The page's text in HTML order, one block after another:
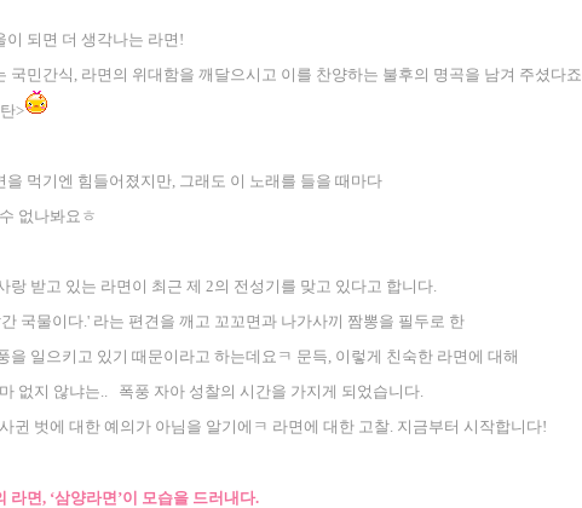
되면 더 생각나는 라면 !
국민간식 , 라면의 위대함을 깨달으시고 이를 찬양하는 불후의 명곡을 남겨 주셨다죠
>
을 먹기엔 힘들어졌지만, 그래도 이 노래를 들을 때마다
없나봐요ㅎ
랑 받고 있는 라면이 최근 제 2의 전성기를 맞고 있다고 합니다.
국물이다.' 라는 편견을 깨고 꼬꼬면과 나가사끼 짬뽕을 필두로 한
을 일으키고 있기 때문이라고 하는데요ㅋ 문득, 이렇게 친숙한 라면에 대해
없지 않냐는.. 폭풍 자아 성찰의 시간을 가지게 되었습니다.
귄 벗에 대한 예의가 아님을 알기에ㅋ 라면에 대한 고찰. 지금부터 시작합니다!
라면, ‘삼양라면’이 모습을 드러내다.